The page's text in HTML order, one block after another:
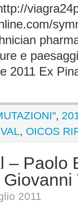
e
2011 Ex
,
, OICOS
– Paolo
2011